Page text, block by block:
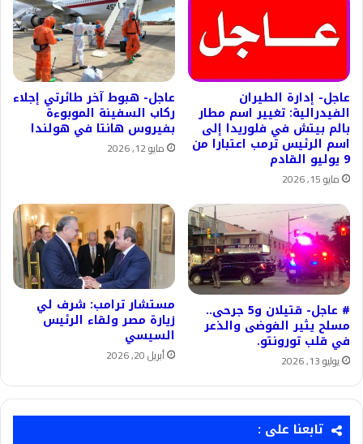
عاجل- إدارة الطيران
الفيدرالية: تغيير اسم مطار
بالم بيتش في فلوريدا إلى
اسم الرئيس ترمب اعتبارا من
9 يوليو القادم
مايو 15, 2026
عاجل- هبوط آخر طائرتي إجلاء
ركاب السفينة الموبوءة
بفيروس هانتا في هولندا
مايو 12, 2026
# عاجل- قتيلان و5 جرحى..
مسلح يثير الفوضى والذعر
في قلب تورونتو.
يوليو 13, 2026
مستشار ترامب: شرف لي
زيارة مصر ولقاء الرئيس
السيسي
أبريل 20, 2026
تابعنا على :